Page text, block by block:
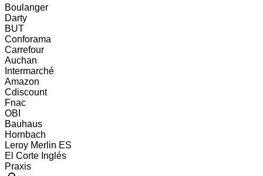
Boulanger
Darty
BUT
Conforama
Carrefour
Auchan
Intermarché
Amazon
Cdiscount
Fnac
OBI
Bauhaus
Hornbach
Leroy Merlin ES
El Corte Inglés
Praxis